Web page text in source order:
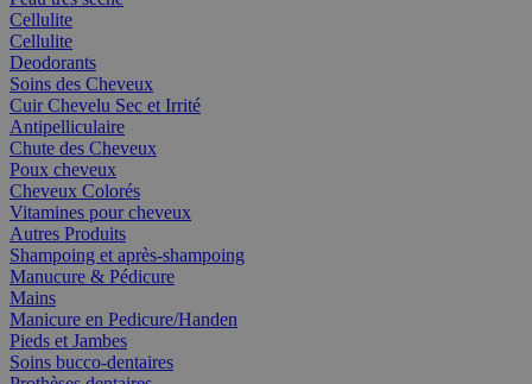
Cellulite
Cellulite
Deodorants
Soins des Cheveux
Cuir Chevelu Sec et Irrité
Antipelliculaire
Chute des Cheveux
Poux cheveux
Cheveux Colorés
Vitamines pour cheveux
Autres Produits
Shampoing et après-shampoing
Manucure & Pédicure
Mains
Manicure en Pedicure/Handen
Pieds et Jambes
Soins bucco-dentaires